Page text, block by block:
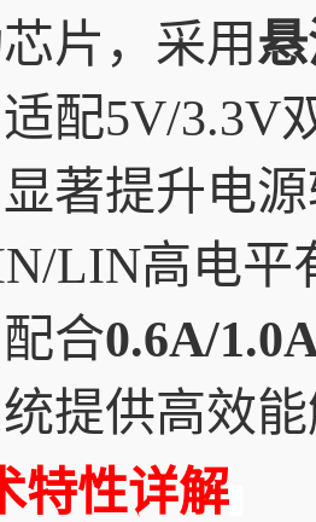
片，采用
配5V/3.3V
著提升电
LIN高电
合0.6A/
提供高效
特性详解